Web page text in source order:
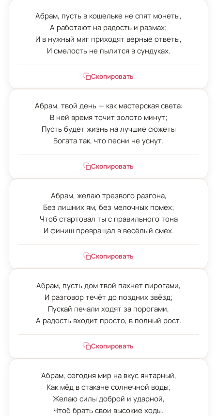
Абрам, пусть в кошельке не спят монеты,
А работают на радость и размах;
И в нужный миг приходят верные ответы,
И смелость не пылится в сундуках.
Скопировать
Абрам, твой день — как мастерская света:
В ней время точит золото минут;
Пусть будет жизнь на лучшие сюжеты
Богата так, что песни не уснут.
Скопировать
Абрам, желаю трезвого разгона,
Без лишних ям, без мелочных помех;
Чтоб стартовал ты с правильного тона
И финиш превращал в весёлый смех.
Скопировать
Абрам, пусть дом твой пахнет пирогами,
И разговор течёт до поздних звёзд;
Пускай печали ходят за порогами,
А радость входит просто, в полный рост.
Скопировать
Абрам, сегодня мир на вкус янтарный,
Как мёд в стакане солнечной воды;
Желаю силы доброй и ударной,
Чтоб брать свои высокие ходы.